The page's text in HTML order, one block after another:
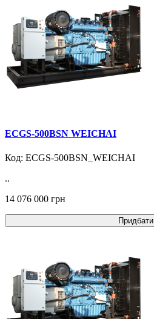
ECGS-500BSN WEICHAI
Код: ECGS-500BSN_WEICHAI
..
14 076 000 грн
Придбати